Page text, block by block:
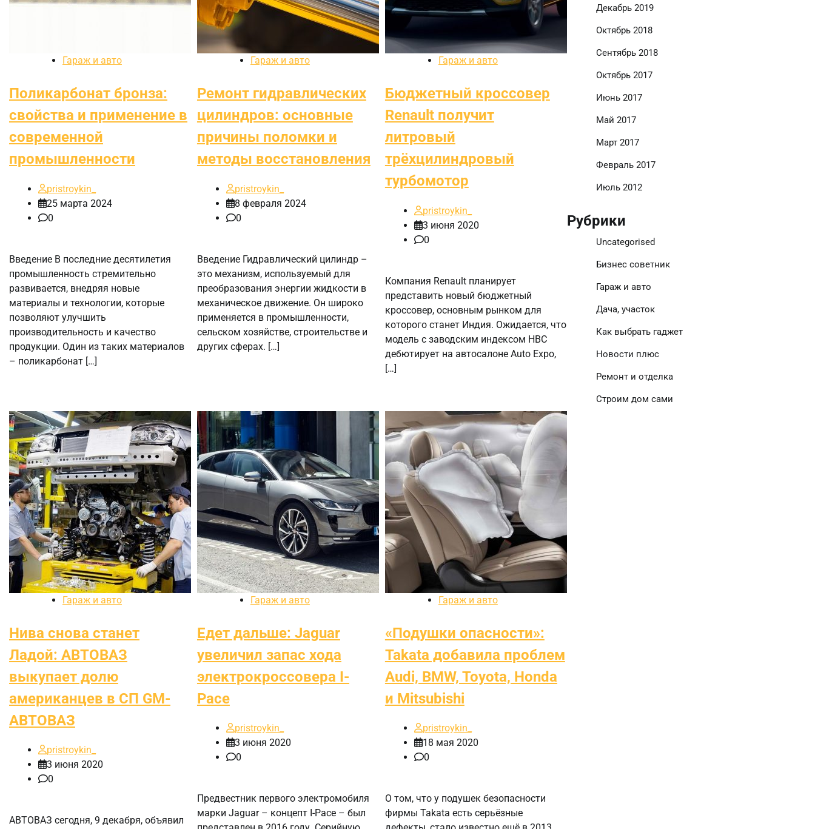
Гараж и авто
Поликарбонат бронза:
свойства и применение в
современной
промышленности
pristroykin_
25 марта 2024
0
Введение В последние десятилетия
промышленность стремительно
развивается, внедряя новые
материалы и технологии, которые
позволяют улучшить
производительность и качество
продукции. Один из таких материалов
– поликарбонат […]
Гараж и авто
Ремонт гидравлических
цилиндров: основные
причины поломки и
методы восстановления
pristroykin_
8 февраля 2024
0
Введение Гидравлический цилиндр –
это механизм, используемый для
преобразования энергии жидкости в
механическое движение. Он широко
применяется в промышленности,
сельском хозяйстве, строительстве и
других сферах. […]
Гараж и авто
Бюджетный кроссовер
Renault получит
литровый
трёхцилиндровый
турбомотор
pristroykin_
3 июня 2020
0
Компания Renault планирует
представить новый бюджетный
кроссовер, основным рынком для
которого станет Индия. Ожидается, что
модель с заводским индексом HBC
дебютирует на автосалоне Auto Expo,
[…]
Гараж и авто
Нива снова станет
Ладой: АВТОВАЗ
выкупает долю
американцев в СП GM-
АВТОВАЗ
pristroykin_
3 июня 2020
0
АВТОВАЗ сегодня, 9 декабря, объявил
Гараж и авто
Едет дальше: Jaguar
увеличил запас хода
электрокроссовера I-
Pace
pristroykin_
3 июня 2020
0
Предвестник первого электромобиля
марки Jaguar – концепт I-Pace – был
Гараж и авто
«Подушки опасности»:
Takata добавила проблем
Audi, BMW, Toyota, Honda
и Mitsubishi
pristroykin_
18 мая 2020
0
О том, что у подушек безопасности
фирмы Takata есть серьёзные
Декабрь 2019
Октябрь 2018
Сентябрь 2018
Октябрь 2017
Июнь 2017
Май 2017
Март 2017
Февраль 2017
Июль 2012
Рубрики
Uncategorised
Бизнес советник
Гараж и авто
Дача, участок
Как выбрать гаджет
Новости плюс
Ремонт и отделка
Строим дом сами